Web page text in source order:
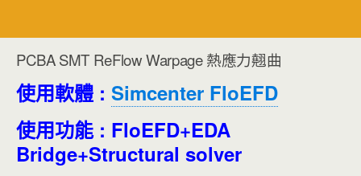
PCBA SMT ReFlow Warpage 熱應力翹曲
使用軟體 : Simcenter FloEFD
使用功能 : FloEFD+EDA
Bridge+Structural solver